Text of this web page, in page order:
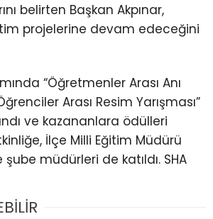
belirten Başkan Akpınar,
projelerine devam edeceğini
“Öğretmenler Arası Anı
Arası Resim Yarışması”
ve kazananlara ödülleri
İlçe Milli Eğitim Müdürü
müdürleri de katıldı. SHA